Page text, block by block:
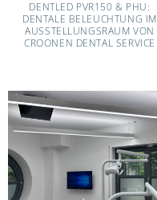
DENTLED PVR150 & PHU:
DENTALE BELEUCHTUNG IM
AUSSTELLUNGSRAUM VON
CROONEN DENTAL SERVICE